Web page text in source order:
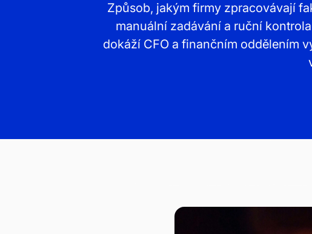
Způsob, jakým firmy zpracovávají
manuální zadávání a ruční
dokáží CFO a finančním oddělením